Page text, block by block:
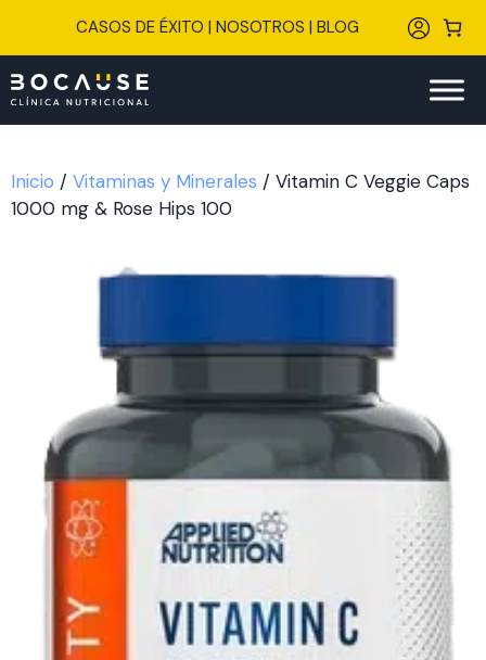
CASOS DE ÉXITO | NOSOTROS | BLOG
Inicio / Vitaminas y Minerales / Vitamin C Veggie Caps
1000 mg & Rose Hips 100